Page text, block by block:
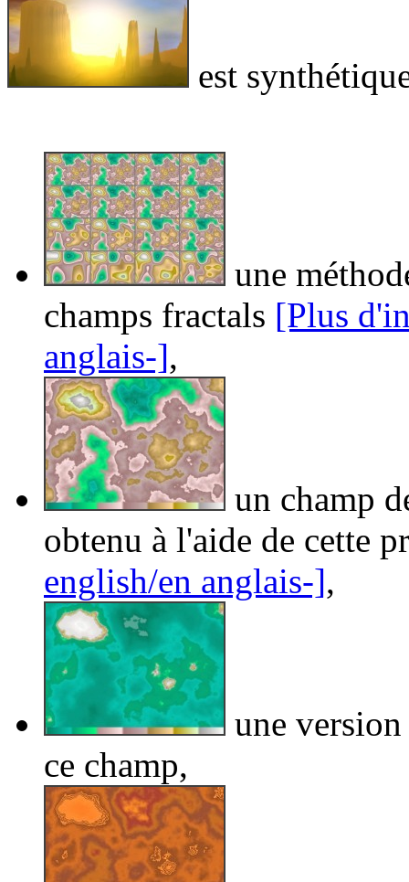
est
une
champs fractals [Plus
anglais-],
un champ
obtenu à l'aide de cette
english/en anglais-],
une
ce champ,